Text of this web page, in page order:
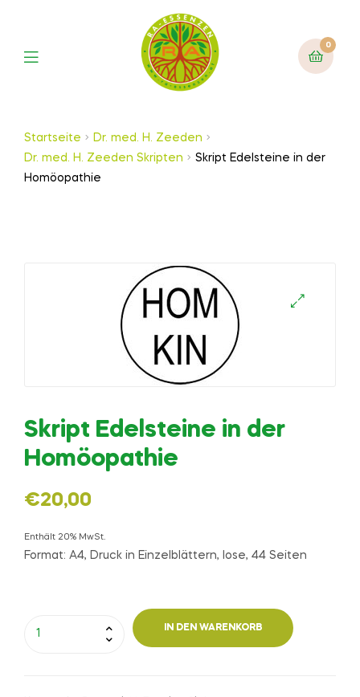
0
Startseite
Dr. med. H. Zeeden
Dr. med. H. Zeeden Skripten
Skript Edelsteine in der
Homöopathie
Skript Edelsteine in der
Homöopathie
€20,00
Enthält 20% MwSt.
Format: A4, Druck in Einzelblättern, lose, 44 Seiten
IN DEN WARENKORB